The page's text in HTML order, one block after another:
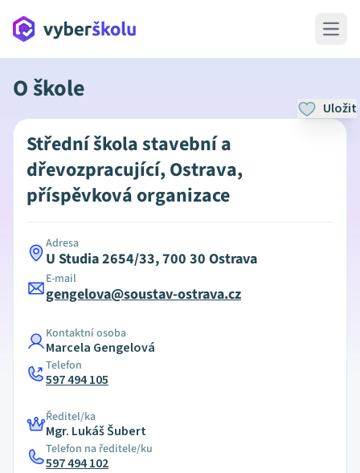
Open
O škole
Uložit
Střední škola stavební a
dřevozpracující, Ostrava,
příspěvková organizace
Adresa
U Studia 2654/33, 700 30 Ostrava
E-mail
gengelova@soustav-ostrava.cz
Kontaktní osoba
Marcela Gengelová
Telefon
597 494 105
Ředitel/ka
Mgr. Lukáš Šubert
Telefon na ředitele/ku
597 494 102